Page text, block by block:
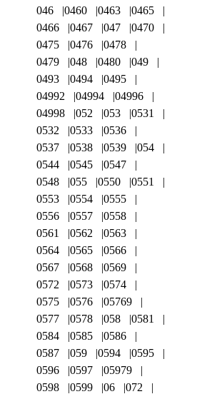
046
0460 0463
0465
0466
0467 047
0470
0475
0476
0478
0479
048 0480
049
0493
0494
0495
04992
04994
04996
04998
052 053
0531
0532
0533
0536
0537
0538 0539
054
0544
0545
0547
0548
055 0550
0551
0553
0554
0555
0556
0557
0558
0561
0562
0563
0564
0565
0566
0567
0568
0569
0572
0573
0574
0575
0576
05769
0577
0578 058
0581
0584
0585
0586
0587
059 0594
0595
0596
0597
05979
0598
0599 06
072